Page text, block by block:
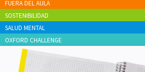
FUERA DEL AULA
SOSTENIBILIDAD
SALUD MENTAL
OXFORD CHALLENGE